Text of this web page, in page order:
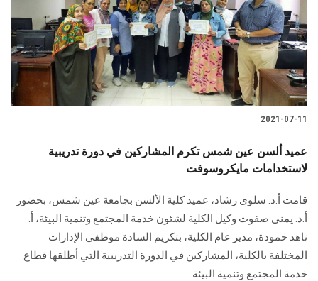
2021-07-11
عميد ألسن عين شمس تكرم المشاركين في دورة تدريبية
لاستخدامات مايكروسوفت
قامت أ.د. سلوى رشاد، عميد كلية الألسن بجامعة عين شمس، بحضور
أ.د. يمنى صفوت وكيل الكلية لشئون خدمة المجتمع وتنمية البيئة، أ.
ناهد حمودة، مدير عام الكلية، بتكريم السادة موظفي الإدارات
المختلفة بالكلية، المشاركين في الدورة التدريبية التي أطلقها قطاع
خدمة المجتمع وتنمية البيئة